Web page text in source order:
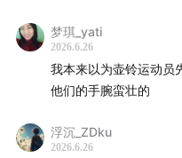
胶原蛋白+维C时机）+ 补
最重要的一句话——
而且这件事，30 岁就应该
梦琪_yati
2026.6.26
我本来以为壶铃运动员
他们的手腕蛮壮的
浮沉_ZDku
2026.6.26